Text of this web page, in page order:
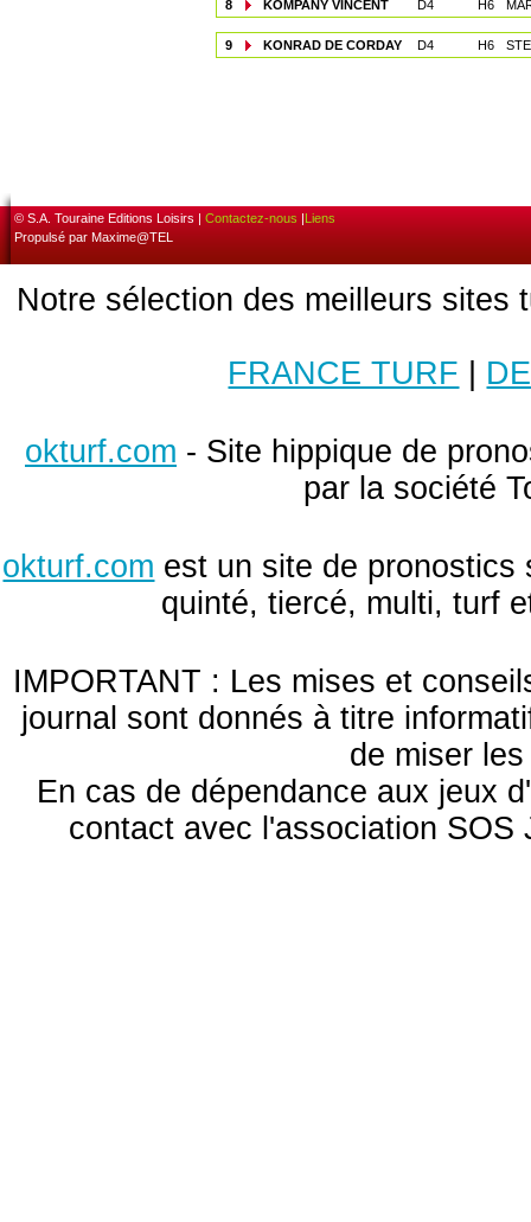
8 KOMPANY VINCENT D4 H6
9 KONRAD DE CORDAY D4 H6
© S.A. Touraine Editions Loisirs | Contactez-nous |Liens
Propulsé par Maxime@TEL
Notre sélection des meilleurs sites
FRANCE TURF
okturf.com - Site hippique de
par la société
okturf.com est un site de pronostics
quinté, tiercé, multi, turf
IMPORTANT : Les mises et
journal sont donnés à titre
de miser
En cas de dépendance aux jeux
contact avec l'association